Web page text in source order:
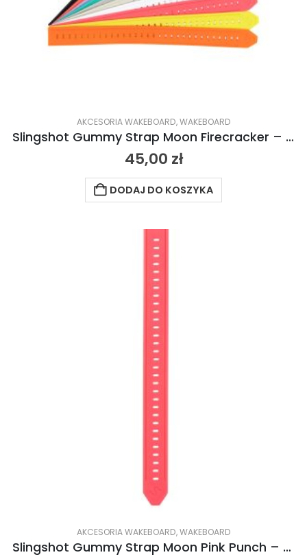
AKCESORIA WAKEBOARD,WAKEBOARD
Slingshot Gummy Strap Moon Firecracker – petarda 2024
45,00 zł
DODAJ DO KOSZYKA
AKCESORIA WAKEBOARD,WAKEBOARD
Slingshot Gummy Strap Moon Pink Punch – różowe uderzenie 2024